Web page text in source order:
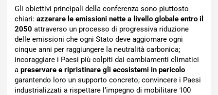
Gli obiettivi principali della conferenza sono piuttosto
chiari: azzerare le emissioni nette a livello globale entro il
2050 attraverso un processo di progressiva riduzione
delle emissioni che ogni Stato deve aggiornare ogni
cinque anni per raggiungere la neutralità carbonica;
incoraggiare i Paesi più colpiti dai cambiamenti climatici
a preservare e ripristinare gli ecosistemi in pericolo
garantendo loro un supporto concreto; convincere i Paesi
industrializzati a rispettare l’impegno di mobilitare 100